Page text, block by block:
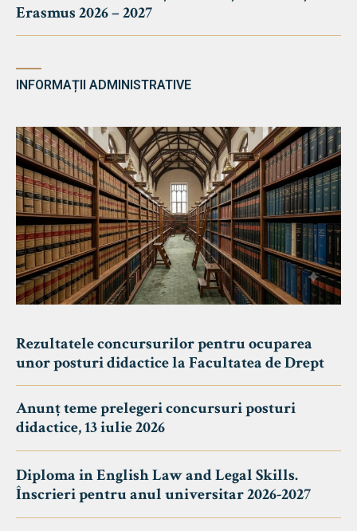
Erasmus 2026 – 2027
INFORMAȚII ADMINISTRATIVE
Rezultatele concursurilor pentru ocuparea
unor posturi didactice la Facultatea de Drept
Anunț teme prelegeri concursuri posturi
didactice, 13 iulie 2026
Diploma in English Law and Legal Skills.
Înscrieri pentru anul universitar 2026-2027